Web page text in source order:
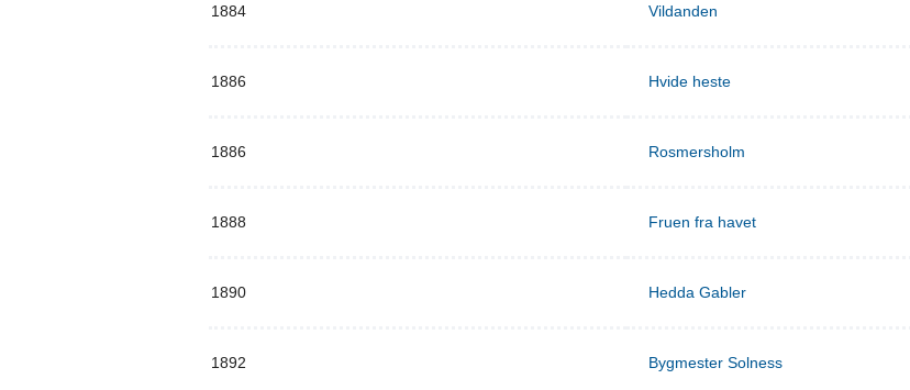
1884 Vildanden
1886 Hvide heste
1886 Rosmersholm
1888 Fruen fra havet
1890 Hedda Gabler
1892 Bygmester Solness